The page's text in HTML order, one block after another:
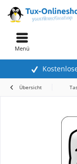
Menü
Übersicht